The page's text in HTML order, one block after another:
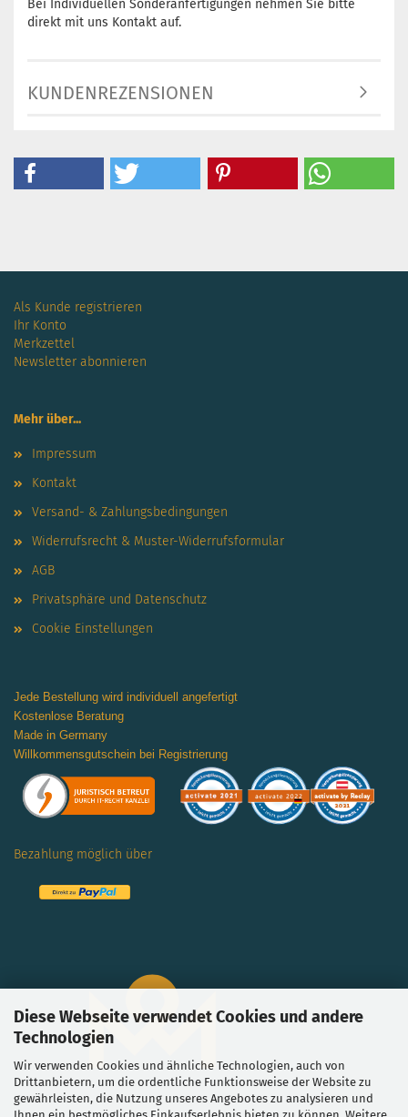
Diese Webseite verwendet Cookies und andere
Technologien
Wir verwenden Cookies und ähnliche Technologien, auch von
Drittanbietern, um die ordentliche Funktionsweise der Website zu
gewährleisten, die Nutzung unseres Angebotes zu analysieren und
Bei Individuellen Sonderanfertigungen nehmen Sie bitte
direkt mit uns Kontakt auf.
KUNDENREZENSIONEN
Als Kunde registrieren
Ihr Konto
Merkzettel
Newsletter abonnieren
Mehr über...
Impressum
Kontakt
Versand- & Zahlungsbedingungen
Widerrufsrecht & Muster-Widerrufsformular
AGB
Privatsphäre und Datenschutz
Cookie Einstellungen
Jede Bestellung wird individuell angefertigt
Kostenlose Beratung
Made in Germany
Willkommensgutschein bei Registrierung
Bezahlung möglich über